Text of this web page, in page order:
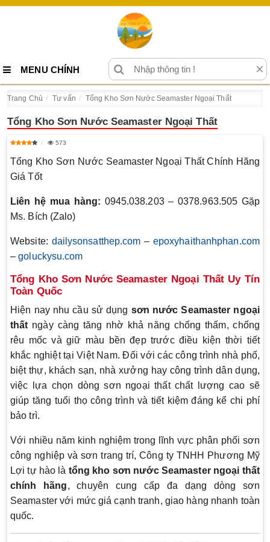
MENU CHÍNH ×
Trang Chủ Tư vấn Tổng Kho Sơn Nước Seamaster Ngoại Thất
Tổng Kho Sơn Nước Seamaster Ngoại Thất
573
Tổng Kho Sơn Nước Seamaster Ngoại Thất Chính Hãng
Giá Tốt
Liên hệ mua hàng: 0945.038.203 – 0378.963.505 Gặp
Ms. Bích (Zalo)
Website: dailysonsatthep.com – epoxyhaithanhphan.com
–goluckysu.com
Tổng Kho Sơn Nước Seamaster Ngoại Thất Uy Tín
Toàn Quốc
Hiện nay nhu cầu sử dụng sơn nước Seamaster ngoại
thất ngày càng tăng nhờ khả năng chống thấm, chống
rêu mốc và giữ màu bền đẹp trước điều kiện thời tiết
khắc nghiệt tại Việt Nam. Đối với các công trình nhà phố,
biệt thự, khách sạn, nhà xưởng hay công trình dân dụng,
việc lựa chọn dòng sơn ngoại thất chất lượng cao sẽ
giúp tăng tuổi thọ công trình và tiết kiệm đáng kể chi phí
bảo trì.
Với nhiều năm kinh nghiệm trong lĩnh vực phân phối sơn
công nghiệp và sơn trang trí, Công ty TNHH Phương Mỹ
Lợi tự hào là tổng kho sơn nước Seamaster ngoại thất
chính hãng, chuyên cung cấp đa dạng dòng sơn
Seamaster với mức giá cạnh tranh, giao hàng nhanh toàn
quốc.